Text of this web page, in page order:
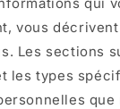
vous
Les sections
les types
que